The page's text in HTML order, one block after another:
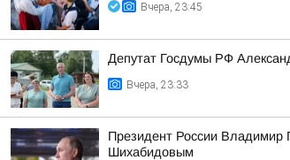
Вчера, 23:45
Депутат Госдумы РФ
Вчера, 23:33
Президент России Владимир
Шихабидовым